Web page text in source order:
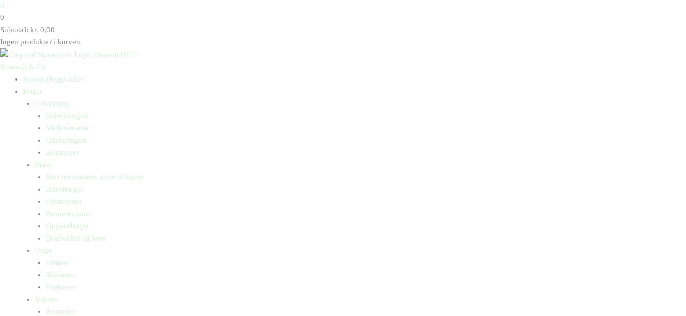
0
0
Subtotal: kr. 0,00
Ingen produkter i kurven
Straarup & Co
Sommerbogpakker
Bøger
Letlæsning
Indskolingen
Mellemtrinnet
Udskolingen
Bogkasser
Børn
Små mennesker, store drømme
Billedbøger
Faktabøger
Børneromaner
Opgavebøger
Bogpakker til børn
Unge
Fantasy
Romaner
Fagbøger
Voksne
Romance